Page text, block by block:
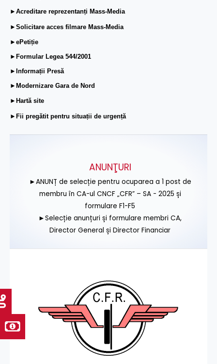
►Acreditare reprezentanți Mass-Media
►Solicitare acces filmare Mass-Media
►ePetiție
►Formular Legea 544/2001
►Informații Presă
►Modernizare Gara de Nord
►Hartă site
►Fii pregătit pentru situații de urgență
ANUNŢURI
►ANUNȚ de selecție pentru ocuparea a 1 post de
membru în CA-ul CNCF „CFR” – SA - 2025 și
formulare F1-F5
►Selecție anunțuri și formulare membri CA,
Director General și Director Financiar